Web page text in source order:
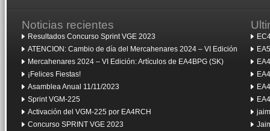
Noticias recientes
Resultados Concurso Sprint VGE 2023
ATENCION: Cambio de día del Mercahenares 2024 – VI Edición
Mercahenares 2024 – VI Edición: Artículos de EA4BPG (SK)
¡Felices Fiestas!
Asamblea Anual 11/11/2023
Sprint VGM-225
Activación del VGM-225 por EA4RCH
Concurso SPRINT VGE 2023